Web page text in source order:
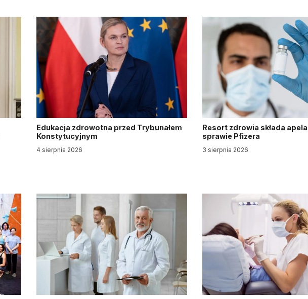
Edukacja zdrowotna przed Trybunałem
Konstytucyjnym
4 sierpnia 2026
Resort zdrowia składa
sprawie Pfizera
3 sierpnia 2026